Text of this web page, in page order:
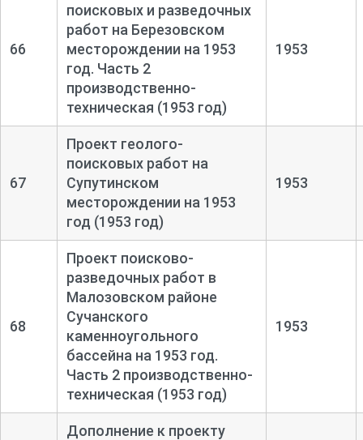
66
поисковых и разведочных
работ на Березовском
месторождении на 1953
год. Часть 2
производственно-
техническая (1953 год)
1953
67
Проект геолого-
поисковых работ на
Супутинском
месторождении на 1953
год (1953 год)
1953
68
Проект поисково-
разведочных работ в
Малозовском районе
Сучанского
каменноугольного
бассейна на 1953 год.
Часть 2 производственно-
техническая (1953 год)
1953
Дополнение к проекту